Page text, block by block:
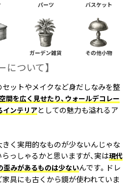
パーツ バスケット
ガーデン雑貨 その他小物
に​ついて​】
ットやメイクなど身だしなみを整
間を広く見せたり、ウォールデコレー
インテリアとしての魅力も溢れるア
く実用的なものが少ないんじゃな
っしゃるかと思いますが、実は現代
歪みがあるものは少ないんです。ドレ
具にも古くから鏡が使われていま